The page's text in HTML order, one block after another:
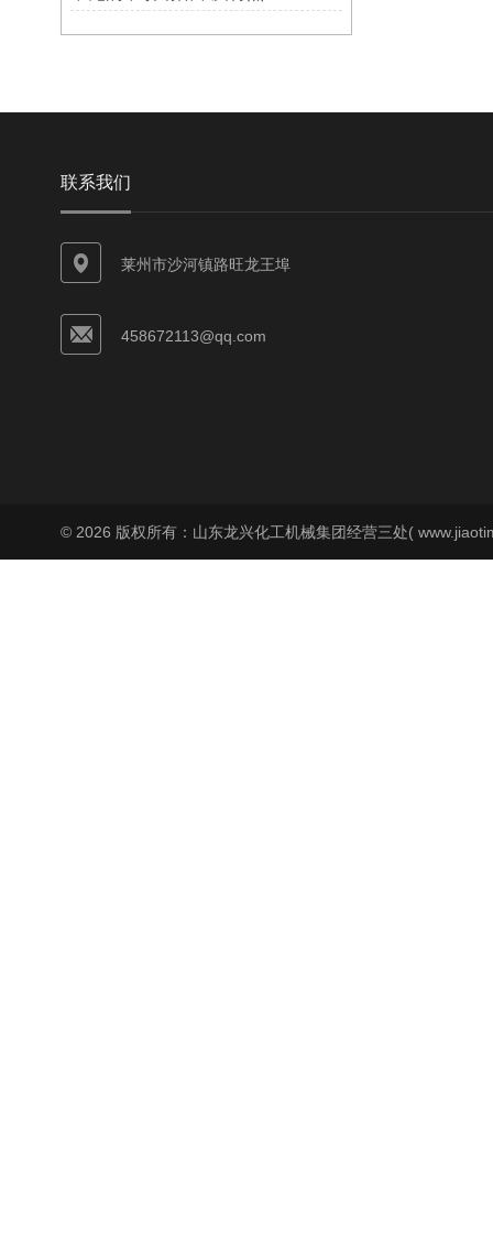
联系我们
莱州市沙河镇路旺龙王埠
458672113@qq.com
© 2026 版权所有：山东龙兴化工机械集团经营三处(